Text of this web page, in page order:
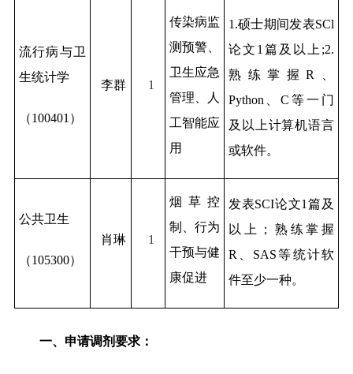
流行病与卫
生统计学
（100401）
李群 1
传染病监
测预警、
卫生应急
管理、人
工智能应
用
1.硕士期间发表SCl
论文1篇及以上;2.
熟练掌握R、
Python、C等一门
及以上计算机语言
或软件。
公共卫生
（105300）
肖琳 1
烟草控
制、行为
干预与健
康促进
发表SCI论文1篇及
以上；熟练掌握
R、SAS等统计软
件至少一种。
一、申请调剂要求：